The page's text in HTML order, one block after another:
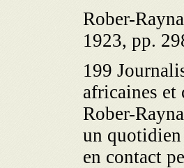
Rober-
1923, pp.
199
africaines et
Rober-
un quotidien
en contact